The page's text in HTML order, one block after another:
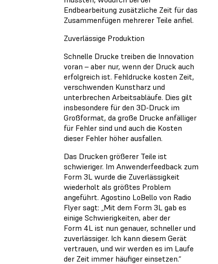
Endbearbeitung zusätzliche Zeit für das
Zusammenfügen mehrerer Teile anfiel.
Zuverlässige Produktion
Schnelle Drucke treiben die Innovation
voran – aber nur, wenn der Druck auch
erfolgreich ist. Fehldrucke kosten Zeit,
verschwenden Kunstharz und
unterbrechen Arbeitsabläufe. Dies gilt
insbesondere für den 3D-Druck im
Großformat, da große Drucke anfälliger
für Fehler sind und auch die Kosten
dieser Fehler höher ausfallen.
Das Drucken größerer Teile ist
schwieriger. Im Anwenderfeedback zum
Form 3L wurde die Zuverlässigkeit
wiederholt als größtes Problem
angeführt. Agostino LoBello von Radio
Flyer sagt: „Mit dem Form 3L gab es
einige Schwierigkeiten, aber der
Form 4L ist nun genauer, schneller und
zuverlässiger. Ich kann diesem Gerät
vertrauen, und wir werden es im Laufe
der Zeit immer häufiger einsetzen.“